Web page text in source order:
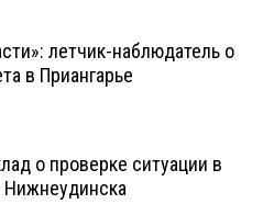
летчик-наблюдатель о
в Приангарье
о проверке ситуации в